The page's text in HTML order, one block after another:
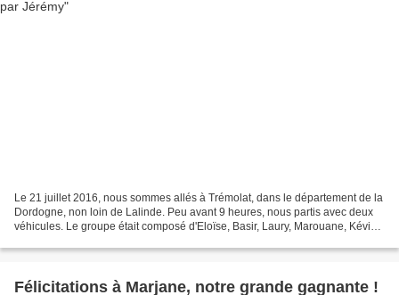
Le 21 juillet 2016, nous sommes allés à Trémolat, dans le département de la
Dordogne, non loin de Lalinde. Peu avant 9 heures, nous partis avec deux
véhicules. Le groupe était composé d'Eloïse, Basir, Laury, Marouane, Kévin,
Félicitations à Marjane, notre grande gagnante !